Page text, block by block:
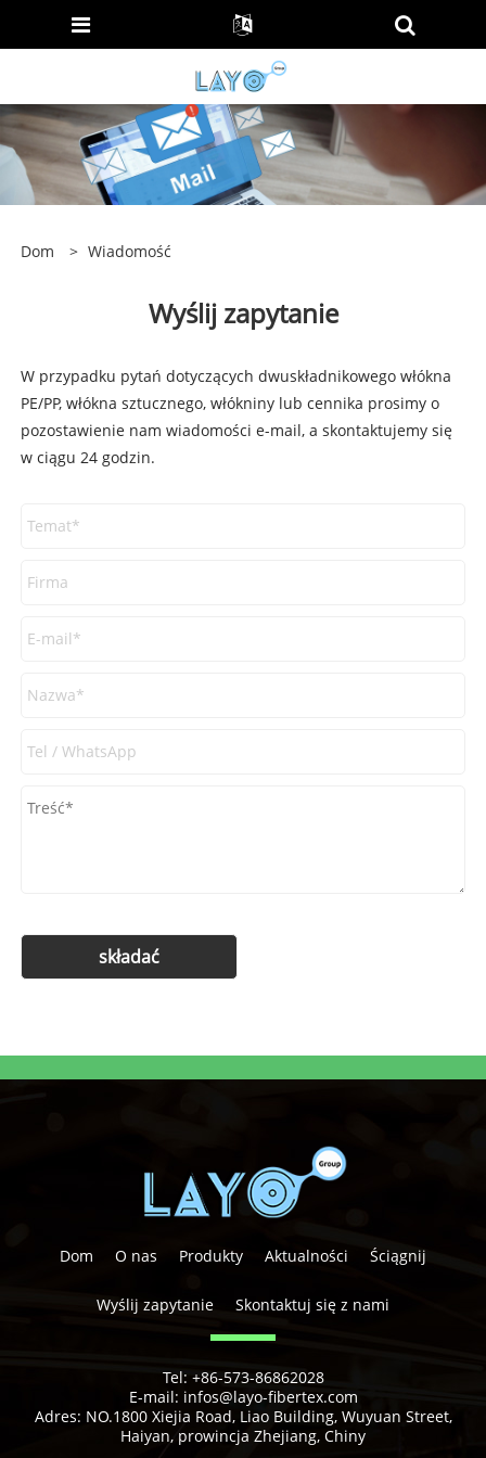
Dom > Wiadomość
Wyślij zapytanie
W przypadku pytań dotyczących dwuskładnikowego włókna
PE/PP, włókna sztucznego, włókniny lub cennika prosimy o
pozostawienie nam wiadomości e-mail, a skontaktujemy się
w ciągu 24 godzin.
Dom O nas Produkty Aktualności Ściągnij
Wyślij zapytanie Skontaktuj się z nami
Tel: +86-573-86862028
E-mail: infos@layo-fibertex.com
Adres: NO.1800 Xiejia Road, Liao Building, Wuyuan Street,
Haiyan, prowincja Zhejiang, Chiny